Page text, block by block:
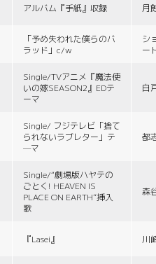
アルバム『手紙』収録 月
「予め失われた僕らのバ
ラッド」c/w
シ
ー
Single/TVアニメ『魔法使
いの嫁SEASON2』EDテ
ーマ
白
Single/ フジテレビ「捨て
られないラブレター」テ
—マ
都
Single/“劇場版ハヤテの
ごとく! HEAVEN IS
PLACE ON EARTH”挿入
歌
森
『Lasei』 川